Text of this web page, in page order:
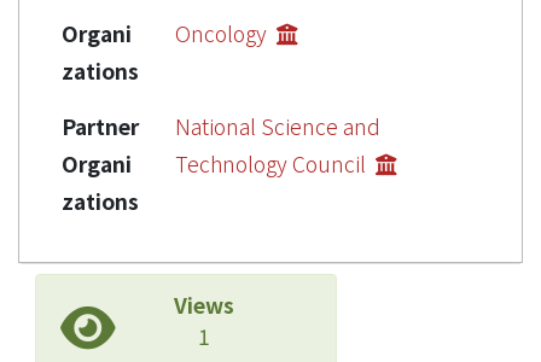
Organi
zations
Oncology
Partner
Organi
zations
National Science and
Technology Council
Views
1